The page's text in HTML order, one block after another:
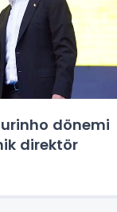
dönemi
direktör